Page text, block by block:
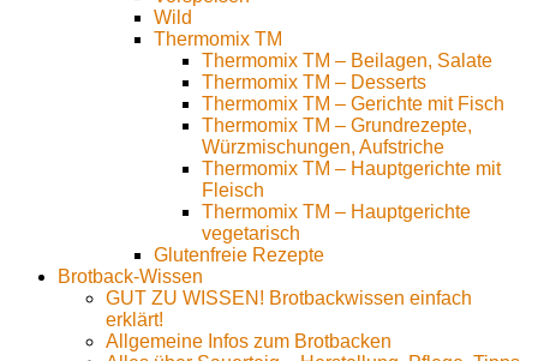
Wild
Thermomix TM
Thermomix TM – Beilagen, Salate
Thermomix TM – Desserts
Thermomix TM – Gerichte mit Fisch
Thermomix TM – Grundrezepte,
Würzmischungen, Aufstriche
Thermomix TM – Hauptgerichte mit
Fleisch
Thermomix TM – Hauptgerichte
vegetarisch
Glutenfreie Rezepte
Brotback-Wissen
GUT ZU WISSEN! Brotbackwissen einfach
erklärt!
Allgemeine Infos zum Brotbacken